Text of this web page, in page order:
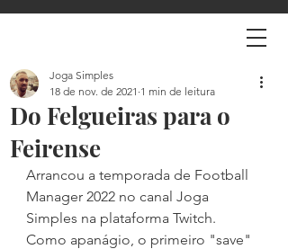
Do Felgueiras para o
Feirense
Joga Simples
18 de nov. de 2021 1 min de leitura
Arrancou a temporada de Football
Manager 2022 no canal Joga
Simples na plataforma Twitch.
Como apanágio, o primeiro "save"